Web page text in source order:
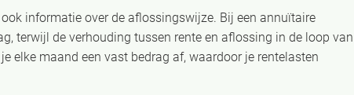
informatie over de aflossingswijze. Bij een annuïtaire
terwijl de verhouding tussen rente en aflossing in de loop van
elke maand een vast bedrag af, waardoor je rentelasten